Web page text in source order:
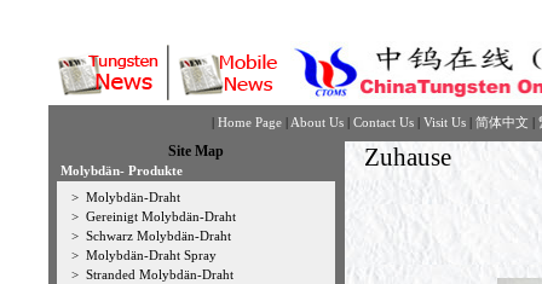
| Home Page | About Us | Contact Us | Visit Us | 简体中文 |
Site Map
Molybdän- Produkte
> Molybdän-Draht
> Gereinigt Molybdän-Draht
> Schwarz Molybdän-Draht
> Molybdän-Draht Spray
> Stranded Molybdän-Draht
Zuhause